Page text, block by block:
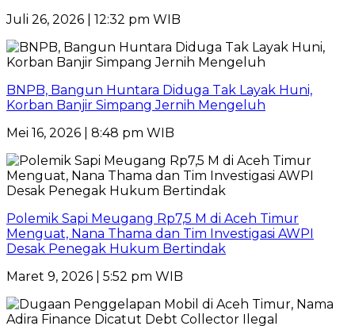
Juli 26, 2026 | 12:32 pm WIB
BNPB, Bangun Huntara Diduga Tak Layak Huni,
Korban Banjir Simpang Jernih Mengeluh
Mei 16, 2026 | 8:48 pm WIB
Polemik Sapi Meugang Rp7,5 M di Aceh Timur
Menguat, Nana Thama dan Tim Investigasi AWPI
Desak Penegak Hukum Bertindak
Maret 9, 2026 | 5:52 pm WIB